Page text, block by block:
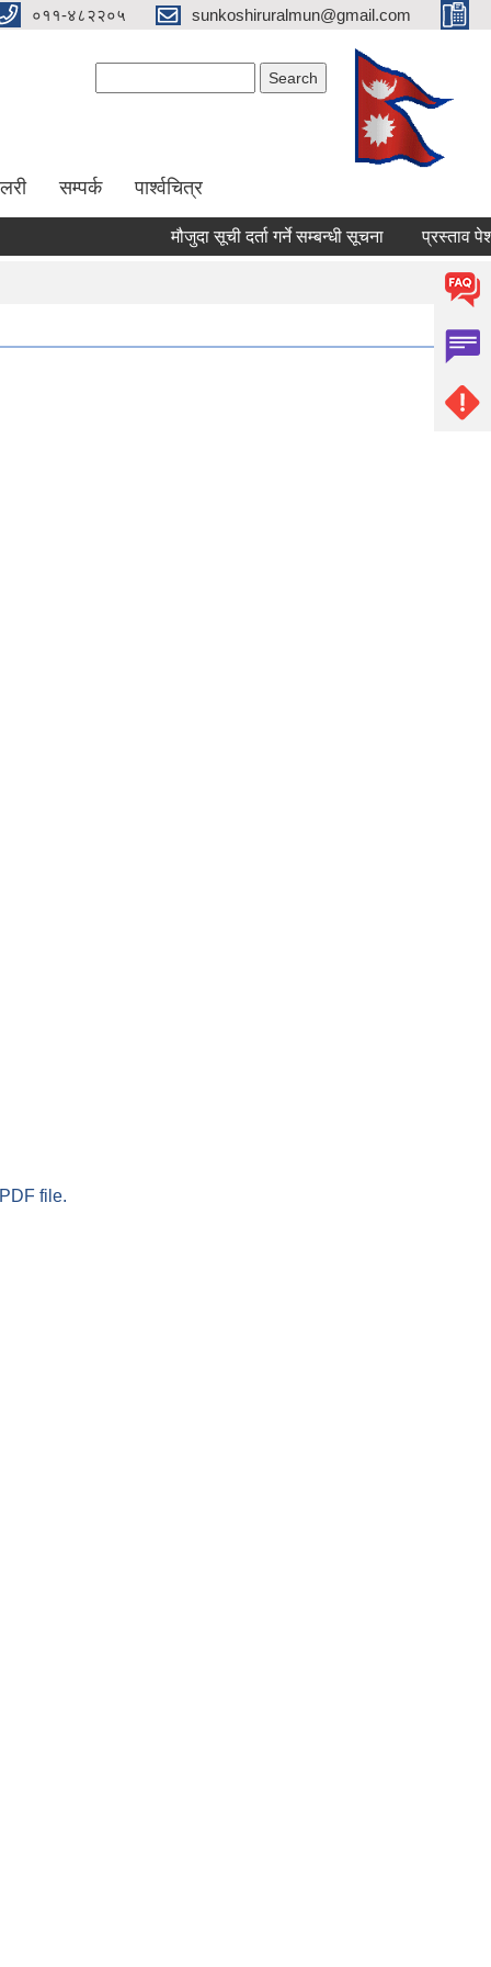
०११-४८२२०५ sunkoshiruralmun@gmail.com
सम्पर्क पार्श्वचित्र
मौजुदा सूची दर्ता गर्ने सम्बन्धी सूचना प्रस्ताव पेश गर्ने
file.